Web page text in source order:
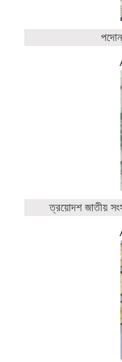
ত্রয়োদশ জাতীয়